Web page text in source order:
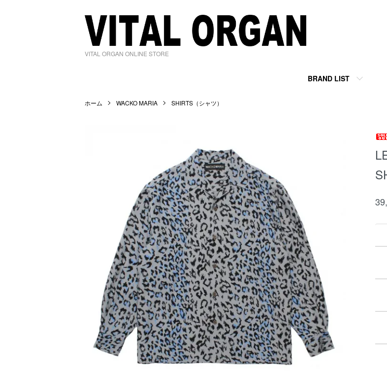
VITAL ORGAN ONLINE STORE
BRAND LIST
ホーム WACKO MARIA SHIRTS（シャツ）